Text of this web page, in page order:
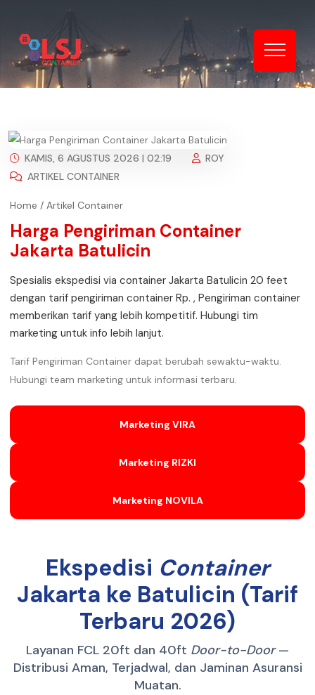
KAMIS, 6 AGUSTUS 2026 | 02:19
ROY
ARTIKEL CONTAINER
Home / Artikel Container
Harga Pengiriman Container
Jakarta Batulicin
Spesialis ekspedisi via container Jakarta Batulicin 20 feet
dengan tarif pengiriman container Rp. , Pengiriman container
memberikan tarif yang lebih kompetitif. Hubungi tim
marketing untuk info lebih lanjut.
Tarif Pengiriman Container dapat berubah sewaktu-waktu.
Hubungi team marketing untuk informasi terbaru.
Marketing VIRA
Marketing RIZKI
Marketing NOVILA
Ekspedisi Container
Jakarta ke Batulicin (Tarif
Terbaru 2026)
Layanan FCL 20ft dan 40ft Door-to-Door—
Distribusi Aman, Terjadwal, dan Jaminan Asuransi
Muatan.